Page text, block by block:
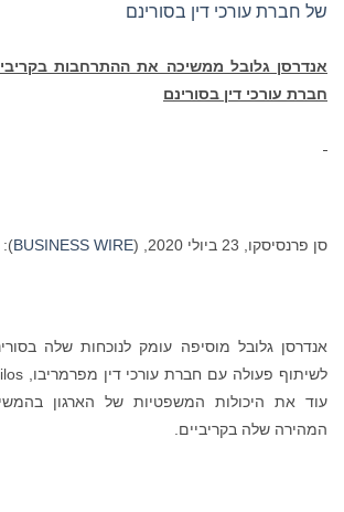
של חברת עורכי דין בסורינם
אנדרסן גלובל ממשיכה את ההתרחבות
חברת עורכי דין בסורינם
סן פרנסיסקו, 23 ביולי 2020, ( BUSINESS WIRE
):
אנדרסן גלובל מוסיפה עומק לנוכחות שלה
עוד את היכולות המשפטיות של הארגון
המהירה שלה בקריביים.